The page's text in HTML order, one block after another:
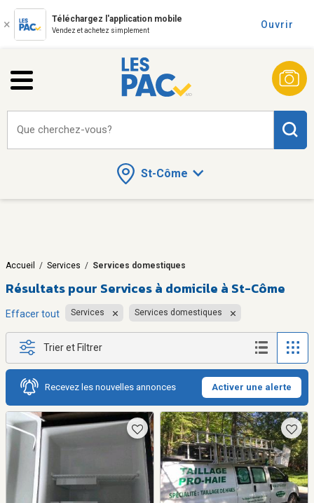
Téléchargez l'application mobile
Vendez et achetez simplement
Ouvrir
St-Côme
Que cherchez-vous?
Accueil / Services / Services domestiques
Résultats pour Services à domicile à St-Côme
Effacer tout Services Services domestiques
Trier et Filtrer
Recevez les nouvelles annonces Activer une alerte